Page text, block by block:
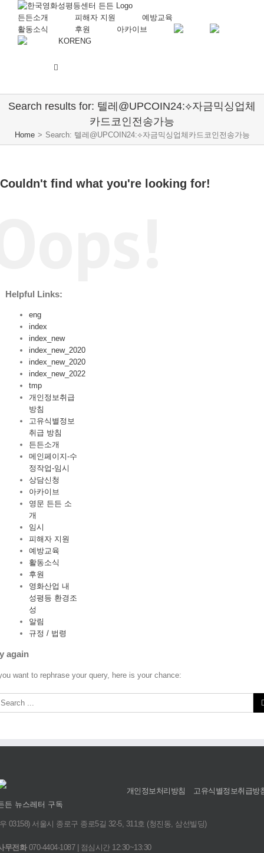
든든소개 피해자 지원
예방교육
활동소식
후원
아카이브
KORENG
Search results for: 텔레@UPCOIN24:⟡자금믹싱업체
카드코인전송가능
Home > Search: 텔레@UPCOIN24:⟡자금믹싱업체카드코인전송가능
Couldn't find what you're looking for!
Helpful Links:
eng
index
index_new
index_new_2020
index_new_2020
index_new_2022
tmp
개인정보취급
방침
고유식별정보
취급 방침
든든소개
메인페이지-수
정작업-임시
상담신청
아카이브
영문 든든 소
개
임시
피해자 지원
예방교육
활동소식
후원
영화산업 내
성평등 환경조
성
알림
규정 / 법령
again
want to rephrase your query, here is your chance:
개인정보처리방침
고유식별정보취급방
든 뉴스레터 구독
03158) 서울시 종로구 종로5길 32-5, 311호 (청진동, 삼선빌딩)
무전화070-4404-1087 | 점심시간 12:30~13:30